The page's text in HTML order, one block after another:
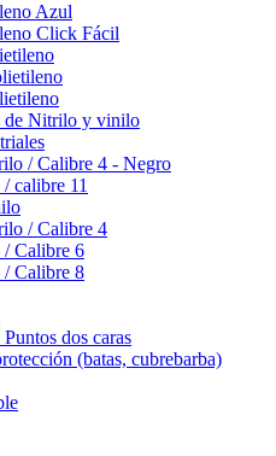
Azul
Click Fácil
de Nitrilo y vinilo
/ Calibre 4 - Negro
calibre 11
/ Calibre 4
Calibre 6
Calibre 8
dos caras
(batas, cubrebarba)